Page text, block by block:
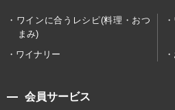
ワインに合うレシピ(料理・おつ
まみ)
ワイナリー
会員サービス